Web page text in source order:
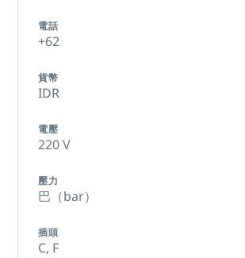
電話
+62
貨幣
IDR
電壓
220 V
壓力
巴（bar）
插頭
C, F